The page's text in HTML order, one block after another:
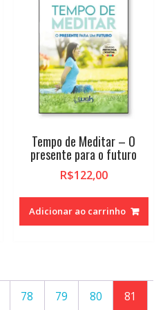
Tempo de Meditar – O
presente para o futuro
R$122,00
Adicionar ao carrinho
78 79 80 81